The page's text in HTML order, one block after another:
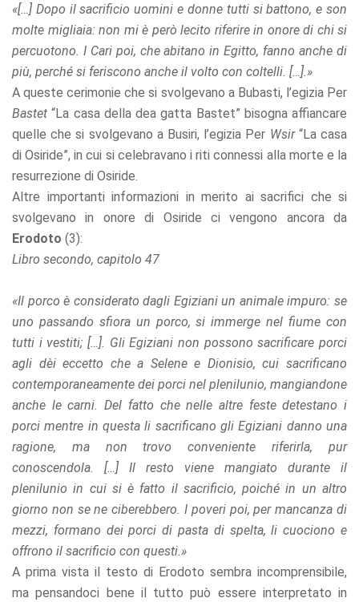
«[…] Dopo il sacrificio uomini e donne tutti si battono, e son
molte migliaia: non mi è però lecito riferire in onore di chi si
percuotono. I Cari poi, che abitano in Egitto, fanno anche di
più, perché si feriscono anche il volto con coltelli. […].»
A queste cerimonie che si svolgevano a Bubasti, l’egizia Per
Bastet “La casa della dea gatta Bastet” bisogna affiancare
quelle che si svolgevano a Busiri, l’egizia Per Wsir “La casa
di Osiride”, in cui si celebravano i riti connessi alla morte e la
resurrezione di Osiride.
Altre importanti informazioni in merito ai sacrifici che si
svolgevano in onore di Osiride ci vengono ancora da
Erodoto (3):
Libro secondo, capitolo 47
«Il porco è considerato dagli Egiziani un animale impuro: se
uno passando sfiora un porco, si immerge nel fiume con
tutti i vestiti; […]. Gli Egiziani non possono sacrificare porci
agli dèi eccetto che a Selene e Dionisio, cui sacrificano
contemporaneamente dei porci nel plenilunio, mangiandone
anche le carni. Del fatto che nelle altre feste detestano i
porci mentre in questa li sacrificano gli Egiziani danno una
ragione, ma non trovo conveniente riferirla, pur
conoscendola. […] Il resto viene mangiato durante il
plenilunio in cui si è fatto il sacrificio, poiché in un altro
giorno non se ne ciberebbero. I poveri poi, per mancanza di
mezzi, formano dei porci di pasta di spelta, li cuociono e
offrono il sacrificio con questi.»
A prima vista il testo di Erodoto sembra incomprensibile,
ma pensandoci bene il tutto può essere interpretato in